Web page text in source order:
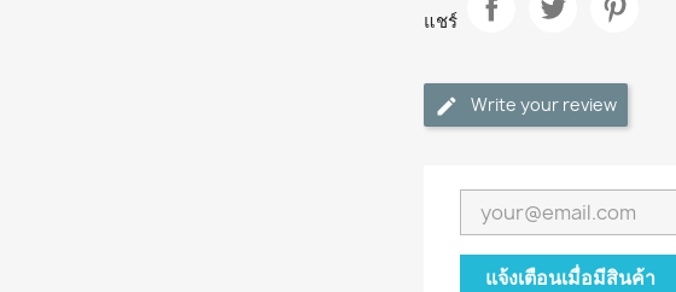
แชร์
Write your review
แจ้งเตือนเมื่อมีสินค้า